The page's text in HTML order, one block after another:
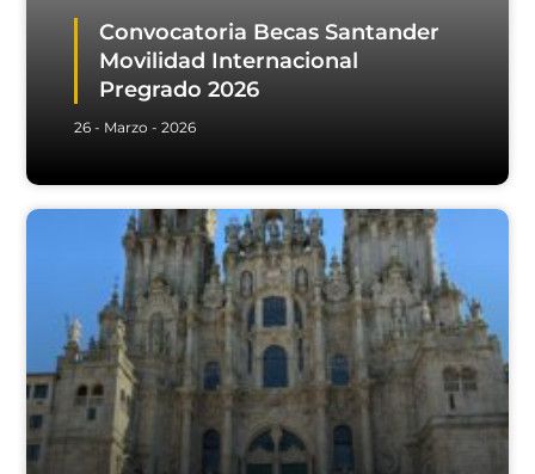
Convocatoria Becas Santander
Movilidad Internacional
Pregrado 2026
26 - Marzo - 2026